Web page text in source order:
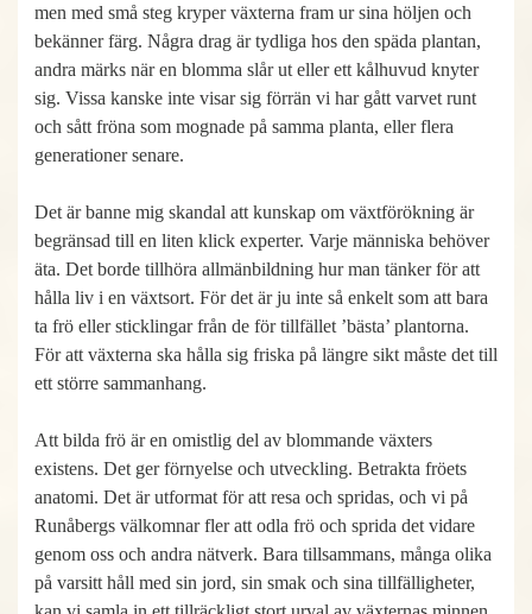
men med små steg kryper växterna fram ur sina höljen och
bekänner färg. Några drag är tydliga hos den späda plantan,
andra märks när en blomma slår ut eller ett kålhuvud knyter
sig. Vissa kanske inte visar sig förrän vi har gått varvet runt
och sått fröna som mognade på samma planta, eller flera
generationer senare.
Det är banne mig skandal att kunskap om växtförökning är
begränsad till en liten klick experter. Varje människa behöver
äta. Det borde tillhöra allmänbildning hur man tänker för att
hålla liv i en växtsort. För det är ju inte så enkelt som att bara
ta frö eller sticklingar från de för tillfället ’bästa’ plantorna.
För att växterna ska hålla sig friska på längre sikt måste det till
ett större sammanhang.
Att bilda frö är en omistlig del av blommande växters
existens. Det ger förnyelse och utveckling. Betrakta fröets
anatomi. Det är utformat för att resa och spridas, och vi på
Runåbergs välkomnar fler att odla frö och sprida det vidare
genom oss och andra nätverk. Bara tillsammans, många olika
på varsitt håll med sin jord, sin smak och sina tillfälligheter,